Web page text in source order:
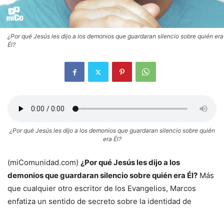
¿Por qué Jesús les dijo a los demonios que guardaran silencio sobre quién era
Él?
¿Por qué Jesús les dijo a los demonios que guardaran silencio sobre quién
era Él?
(miComunidad.com) ¿Por qué Jesús les dijo a los
demonios que guardaran silencio sobre quién era Él? Más
que cualquier otro escritor de los Evangelios, Marcos
enfatiza un sentido de secreto sobre la identidad de